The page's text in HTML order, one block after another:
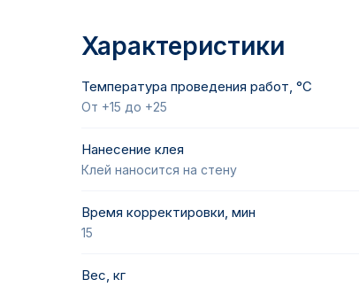
Характеристики
Температура проведения работ, °С
От +15 до +25
Нанесение клея
Клей наносится на стену
Время корректировки, мин
15
Вес, кг